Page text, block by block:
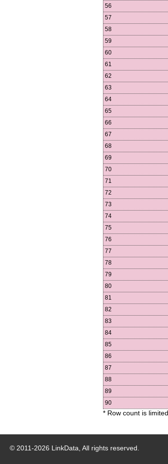
56
57
58
59
60
61
62
63
64
65
66
67
68
69
70
71
72
73
74
75
76
77
78
79
80
81
82
83
84
85
86
87
88
89
90
* Row count is
© 2011-2026 LinkData, All rights reserved.